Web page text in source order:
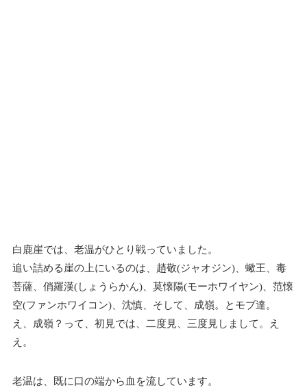
白鹿崖では、老温がひとり戦っていました。
追い詰める崖の上にいるのは、趙敬(ジャオジン)、蠍王、毒
菩薩、俏羅漢(しょうらかん)、莫懐陽(モーホワイヤン)、范懐
空(ファンホワイコン)、沈慎、そして、成嶺。とモブ達。
え、成嶺？って、初見では、二度見、三度見しまして。え
え。
老温は、既に口の端から血を流しています。